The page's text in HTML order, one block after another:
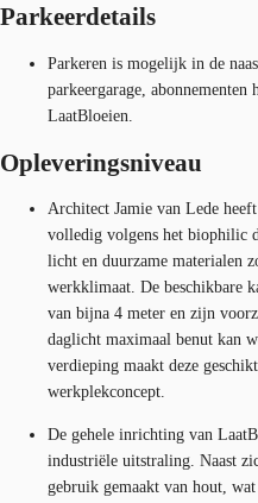
Parkeerdetails
Parkeren is mogelijk in de
parkeergarage,
LaatBloeien.
Opleveringsniveau
Architect Jamie van Lede
volledig volgens het biophilic
licht en duurzame materialen
werkklimaat. De beschikbare
van bijna 4 meter en zijn
daglicht maximaal benut kan
verdieping maakt deze
werkplekconcept.
De gehele inrichting van
industriële uitstraling. Naast
gebruik gemaakt van hout,